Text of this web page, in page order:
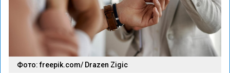
Фото: freepik.com/ Drazen Zigic